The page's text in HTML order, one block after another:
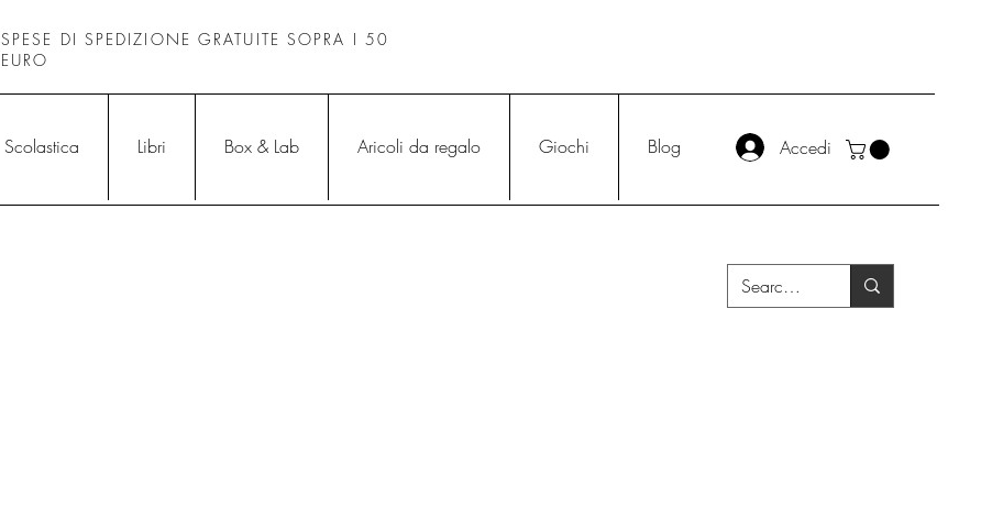
SPESE DI SPEDIZIONE GRATUITE SOPRA I 50
EURO
Scolastica Libri Box & Lab Aricoli da regalo Giochi Blog Accedi